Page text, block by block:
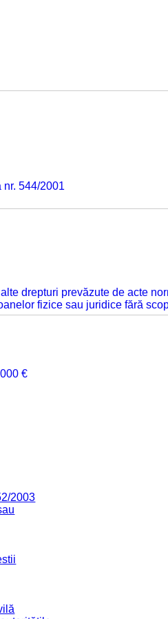
544/2001
drepturi prevăzute de acte
fizice sau juridice fără
€
2003